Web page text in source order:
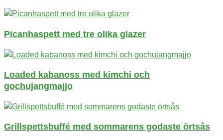
Picanhaspett med tre olika glazer
Loaded kabanoss med kimchi och
gochujangmajjo
Grillspettsbuffé med sommarens godaste örtsås